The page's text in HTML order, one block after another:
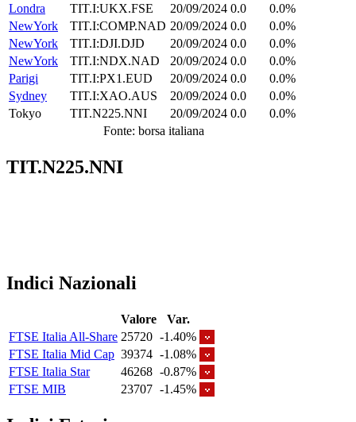
Londra
TIT.I:UKX.FSE 20/09/2024 0.0
0.0%
NewYork
TIT.I:COMP.NAD 20/09/2024 0.0
0.0%
NewYork
TIT.I:DJI.DJD 20/09/2024 0.0
0.0%
NewYork
TIT.I:NDX.NAD 20/09/2024 0.0
0.0%
Parigi
TIT.I:PX1.EUD 20/09/2024 0.0
0.0%
Sydney
TIT.I:XAO.AUS 20/09/2024 0.0
0.0%
Tokyo
TIT.N225.NNI 20/09/2024 0.0
0.0%
Fonte: borsa italiana
TIT.N225.NNI
Indici Nazionali
Valore
Var.
FTSE Italia All-Share 25720 -1.40%
FTSE Italia Mid Cap 39374 -1.08%
FTSE Italia Star
46268 -0.87%
FTSE MIB
23707 -1.45%